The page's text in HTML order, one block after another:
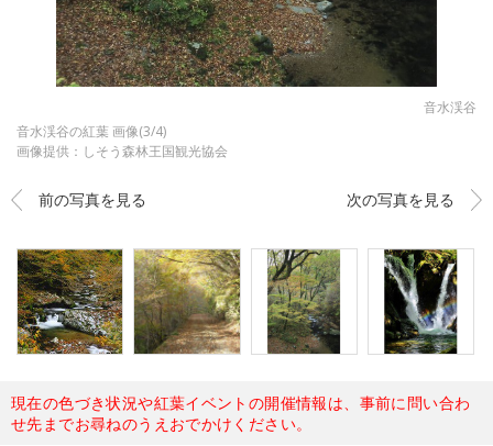
音水渓谷
音水渓谷の紅葉 画像(3/4)
画像提供：しそう森林王国観光協会
前の写真を見る 次の写真を見る
現在の色づき状況や紅葉イベントの開催情報は、事前に問い合わ
せ先までお尋ねのうえおでかけください。